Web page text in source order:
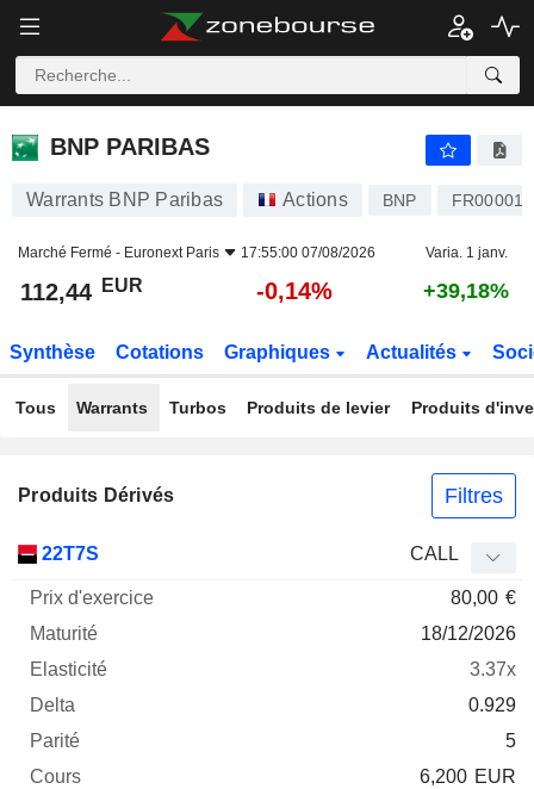
BNP PARIBAS
BNP PARIBAS
Warrants BNP Paribas Actions BNP
Marché Fermé - Euronext Paris 17:55:00 07/08/2026 Varia. 1 janv.
112,44 EUR -0,14% +39,18%
Synthèse Cotations Graphiques Actualités
Tous Warrants Turbos Produits de levier Produits
Produits Dérivés Filtres
Mnemo Type
Parité
22T7S CALL
80,00 €
18/12/2026
3.37x
0.929
5
6,200 EUR